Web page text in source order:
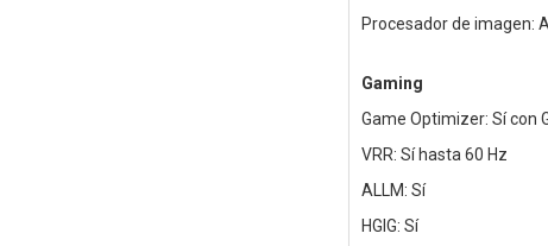
Procesador de imagen:
Gaming
Game Optimizer: Sí con
VRR: Sí hasta 60 Hz
ALLM: Sí
HGIG: Sí